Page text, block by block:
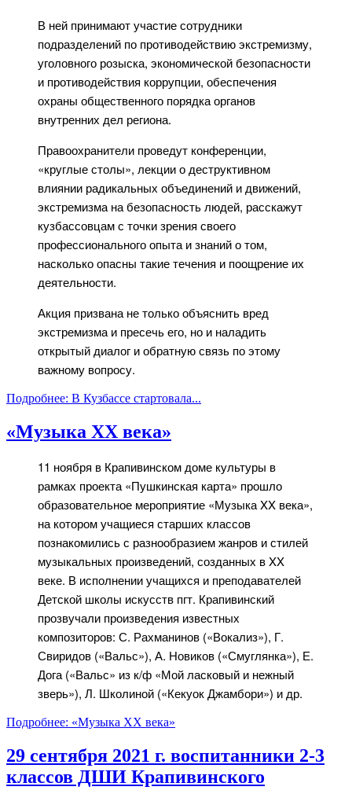
В ней принимают участие сотрудники
подразделений по противодействию экстремизму,
уголовного розыска, экономической безопасности
и противодействия коррупции, обеспечения
охраны общественного порядка органов
внутренних дел региона.
Правоохранители проведут конференции,
«круглые столы», лекции о деструктивном
влиянии радикальных объединений и движений,
экстремизма на безопасность людей, расскажут
кузбассовцам с точки зрения своего
профессионального опыта и знаний о том,
насколько опасны такие течения и поощрение их
деятельности.
Акция призвана не только объяснить вред
экстремизма и пресечь его, но и наладить
открытый диалог и обратную связь по этому
важному вопросу.
Подробнее: В Кузбассе стартовала...
«Музыка XX века»
11 ноября в Крапивинском доме культуры в
рамках проекта «Пушкинская карта» прошло
образовательное мероприятие «Музыка XX века»,
на котором учащиеся старших классов
познакомились с разнообразием жанров и стилей
музыкальных произведений, созданных в XX
веке. В исполнении учащихся и преподавателей
Детской школы искусств пгт. Крапивинский
прозвучали произведения известных
композиторов: С. Рахманинов («Вокализ»), Г.
Свиридов («Вальс»), А. Новиков («Смуглянка»), Е.
Дога («Вальс» из к/ф «Мой ласковый и нежный
зверь»), Л. Школиной («Кекуок Джамбори») и др.
Подробнее: «Музыка XX века»
29 сентября 2021 г. воспитанники 2-3
классов ДШИ Крапивинского